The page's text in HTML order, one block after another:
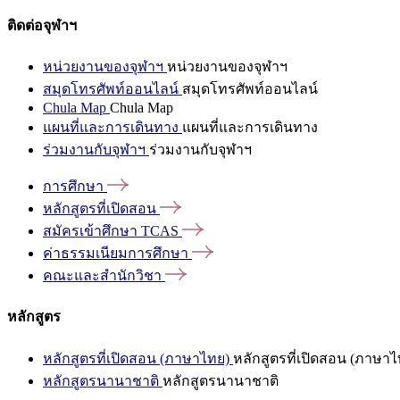
ติดต่อจุฬาฯ
หน่วยงานของจุฬาฯ หน่วยงานของจุฬาฯ
สมุดโทรศัพท์ออนไลน์ สมุดโทรศัพท์ออนไลน์
Chula Map Chula Map
แผนที่และการเดินทาง แผนที่และการเดินทาง
ร่วมงานกับจุฬาฯ ร่วมงานกับจุฬาฯ
การศึกษา
หลักสูตรที่เปิดสอน
สมัครเข้าศึกษา TCAS
ค่าธรรมเนียมการศึกษา
คณะและสำนักวิชา
หลักสูตร
หลักสูตรที่เปิดสอน (ภาษาไทย) หลักสูตรที่เปิดสอน (ภาษาไ
หลักสูตรนานาชาติ หลักสูตรนานาชาติ